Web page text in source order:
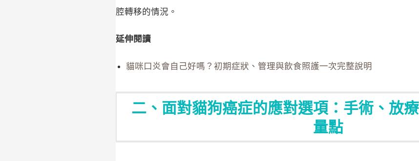
腔轉移的情況。
延伸閱讀
貓咪口炎會自己好嗎？初期症狀、管理與飲食照護一次完整說明
二、面對貓狗癌症的應對選項：手術、放
量點